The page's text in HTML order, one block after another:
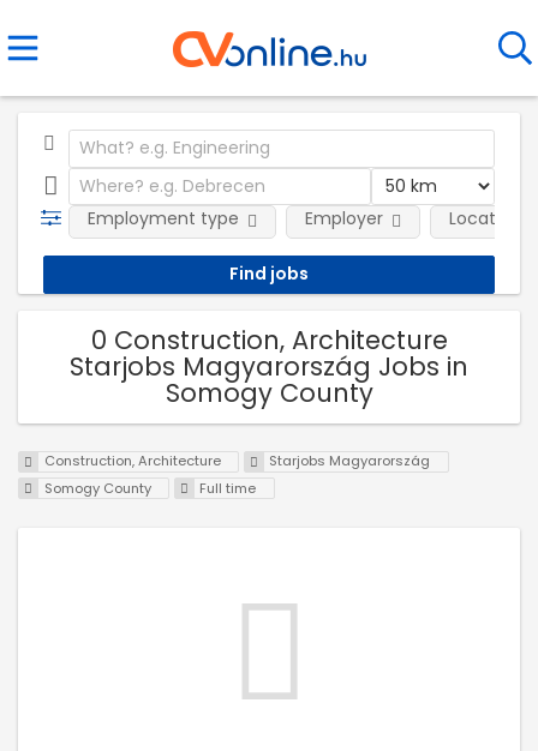
Employment type Employer Location
0 Construction, Architecture
Starjobs Magyarország Jobs in
Somogy County
Construction, Architecture
Starjobs Magyarország
Somogy County
Full time